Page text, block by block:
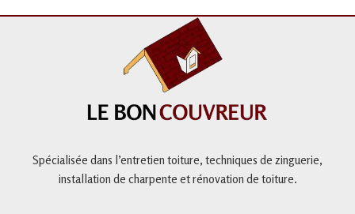
Spécialisée dans l’entretien toiture, techniques de zinguerie,
installation de charpente etrénovation de toiture.